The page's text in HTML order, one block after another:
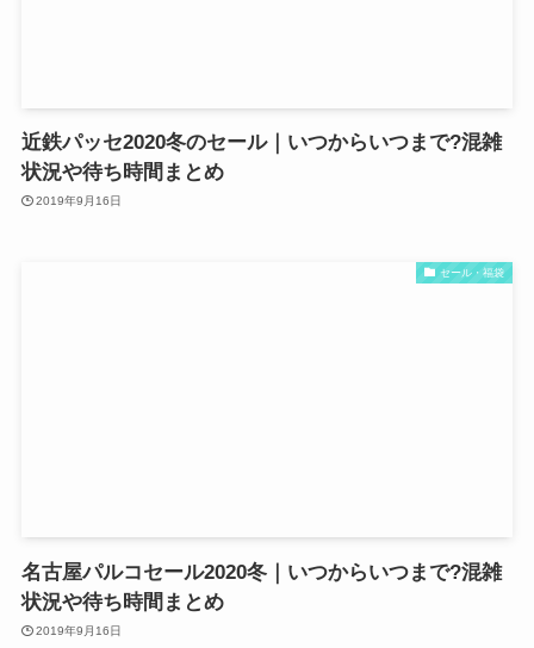
近鉄パッセ2020冬のセール｜いつからいつまで?混雑
状況や待ち時間まとめ
2019年9月16日
セール・福袋
名古屋パルコセール2020冬｜いつからいつまで?混雑
状況や待ち時間まとめ
2019年9月16日